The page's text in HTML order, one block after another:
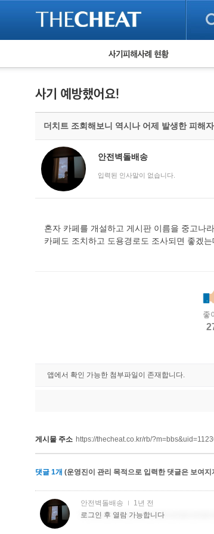
피해사례 현황
게임 · 비실물 피해사례
보이스피싱 피해사례
유해사이트 목록
비공개 피해사례
워킹홀리데이 피해사례
더치트 조회해보니 역시나 어제 발생한 피해
안전벽돌배송
입력된 인사말이 없습니다.
혼자 카페를 개설하고 게시판 이름을 중고나
카페도 조치하고 도용경로도 조사되면 좋겠
좋
앱에서 확인 가능한 첨부파일이 존재합니다.
게시물 주소 https://thecheat.co.kr/rb/
댓글 1개 (운영진이 관리 목적으로 입력한 댓글은 보여